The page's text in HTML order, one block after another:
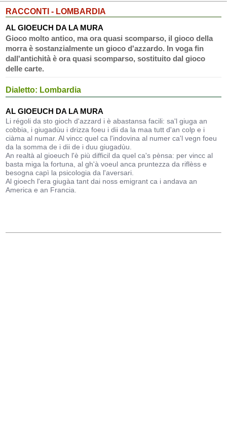
RACCONTI - LOMBARDIA
AL GIOEUCH DA LA MURA
Gioco molto antico, ma ora quasi scomparso, il gioco della
morra è sostanzialmente un gioco d'azzardo. In voga fin
dall'antichità è ora quasi scomparso, sostituito dal gioco
delle carte.
Dialetto: Lombardia
AL GIOEUCH DA LA MURA
Li régoli da sto gioch d'azzard i è abastansa facili: sa'l giuga an
cobbia, i giugadùu i drizza foeu i dii da la maa tutt d'an colp e i
ciàma al numar. Al vincc quel ca l'indovina al numer ca'l vegn foeu
da la somma de i dii de i duu giugadùu.
An realtà al gioeuch l'è più difficil da quel ca's pènsa: per vincc al
basta miga la fortuna, al gh'à voeul anca pruntezza da riflèss e
besogna capì la psicologia da l'aversari.
Al gioech l'era giugàa tant dai noss emigrant ca i andava an
America e an Francia.